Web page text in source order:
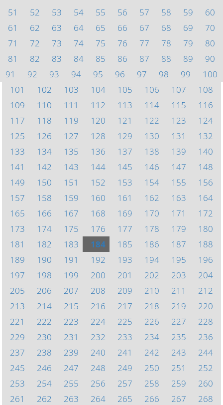
51
52 53 54 55 56 57 58 59
60
61
62 63 64 65 66 67 68 69
70
71
72 73 74 75 76 77 78 79
80
81
82 83 84 85 86 87 88 89
90
91
92 93 94 95 96 97 98 99
100
101
102 103 104 105 106 107
108
109
110 111 112 113 114 115
116
117
118 119 120 121 122 123
124
125
126 127 128 129 130 131
132
133
134 135 136 137 138 139
140
141
142 143 144 145 146 147
148
149
150 151 152 153 154 155
156
157
158 159 160 161 162 163
164
165
166 167 168 169 170 171
172
173
174 175 176 177 178 179
180
181
182 183 184 185 186 187
188
189
190 191 192 193 194 195
196
197
198 199 200 201 202 203
204
205
206 207 208 209 210 211
212
213
214 215 216 217 218 219
220
221
222 223 224 225 226 227
228
229
230 231 232 233 234 235
236
237
238 239 240 241 242 243
244
245
246 247 248 249 250 251
252
253
254 255 256 257 258 259
260
261
262 263 264 265 266 267
268